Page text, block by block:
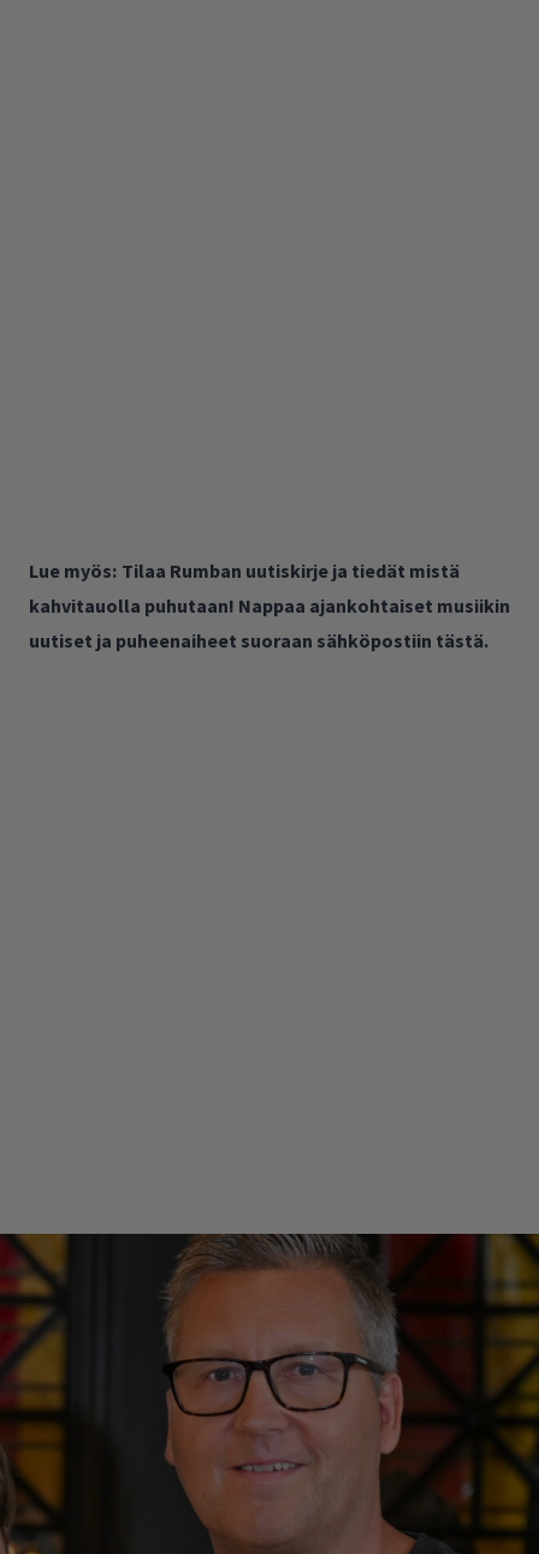
Lue myös: Tilaa Rumban uutiskirje ja tiedät mistä
kahvitauolla puhutaan! Nappaa ajankohtaiset musiikin
uutiset ja puheenaiheet suoraan sähköpostiin tästä.